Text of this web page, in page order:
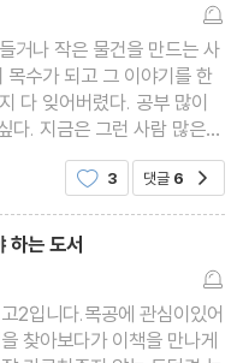
없다
를 뿐 틀리지 않다
거나 작은 물건을 만드는 사
목수가 되고 그 이야기를 한
다 잊어버렸다. 공부 많이
다. 지금은 그런 사람 많은
이 공부한 것과 연결해서 생
공
3 댓글 6
하는 도서
2입니다.목공에 관심이있어
찾아보다가 이책을 만나게